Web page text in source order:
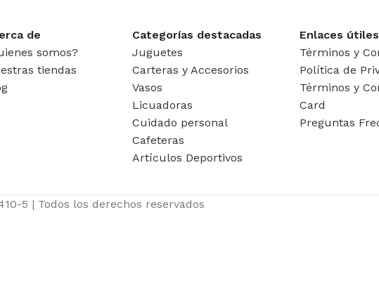
de
somos?
tiendas
Categorías destacadas
Juguetes
Carteras y Accesorios
Vasos
Licuadoras
Cuidado personal
Cafeteras
Artículos Deportivos
Enlaces útiles
Términos y
Política de
Términos y
Card
Preguntas
5 | Todos los derechos reservados